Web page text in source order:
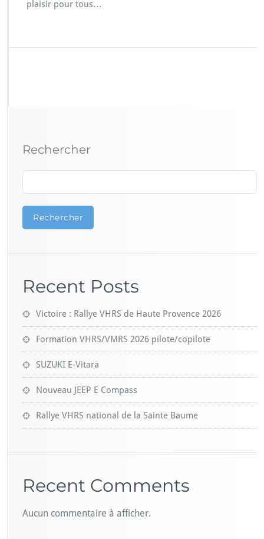
plaisir pour tous…
Rechercher
Rechercher
Recent Posts
Victoire : Rallye VHRS de Haute Provence 2026
Formation VHRS/VMRS 2026 pilote/copilote
SUZUKI E-Vitara
Nouveau JEEP E Compass
Rallye VHRS national de la Sainte Baume
Recent Comments
Aucun commentaire à afficher.